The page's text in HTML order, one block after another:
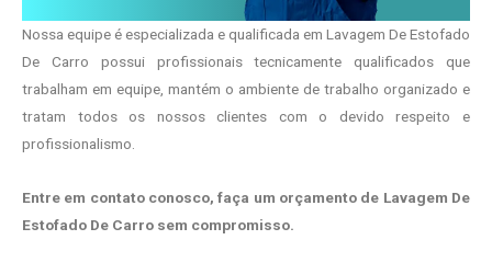
Nossa equipe é especializada e qualificada em Lavagem De Estofado
De Carro possui profissionais tecnicamente qualificados que
trabalham em equipe, mantém o ambiente de trabalho organizado e
tratam todos os nossos clientes com o devido respeito e
profissionalismo.
Entre em contato conosco, faça um orçamento de Lavagem De
Estofado De Carro sem compromisso.